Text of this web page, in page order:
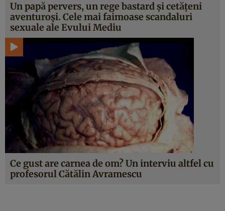
Un papă pervers, un rege bastard şi cetăţeni
aventuroşi. Cele mai faimoase scandaluri
sexuale ale Evului Mediu
Ce gust are carnea de om? Un interviu altfel cu
profesorul Cătălin Avramescu